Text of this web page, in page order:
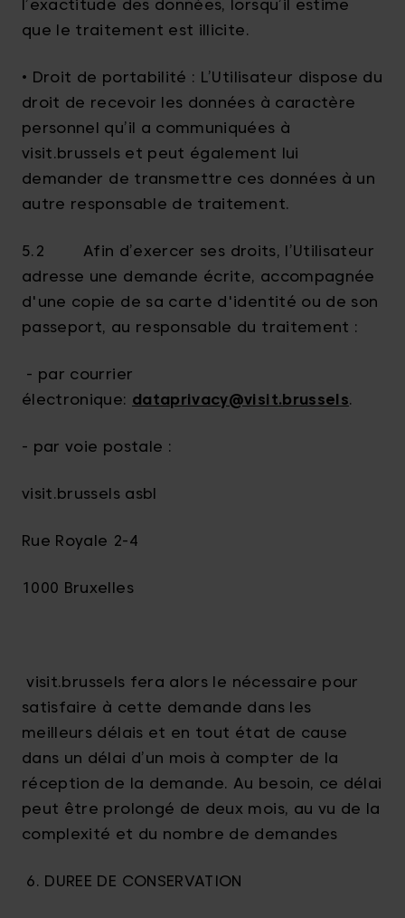
l’exactitude des données, lorsqu’il estime
que le traitement est illicite.
• Droit de portabilité : L’Utilisateur dispose du
droit de recevoir les données à caractère
personnel qu’il a communiquées à
visit.brussels et peut également lui
demander de transmettre ces données à un
autre responsable de traitement.
5.2 Afin d’exercer ses droits, l’Utilisateur
adresse une demande écrite, accompagnée
d'une copie de sa carte d'identité ou de son
passeport, au responsable du traitement :
- par courrier
électronique: dataprivacy@visit.brussels.
- par voie postale :
visit.brussels asbl
Rue Royale 2-4
1000 Bruxelles
visit.brussels fera alors le nécessaire pour
satisfaire à cette demande dans les
meilleurs délais et en tout état de cause
dans un délai d’un mois à compter de la
réception de la demande. Au besoin, ce délai
peut être prolongé de deux mois, au vu de la
complexité et du nombre de demandes
6. DUREE DE CONSERVATION